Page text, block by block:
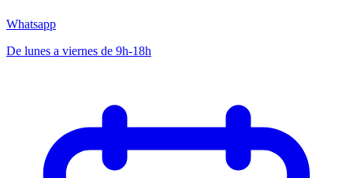
Whatsapp
De lunes a viernes de 9h-18h